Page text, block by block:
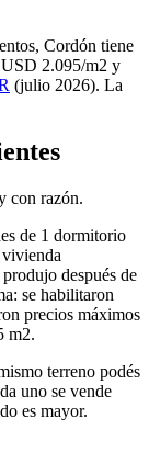
Cordón tiene
2.095/m2 y
(julio 2026). La
con razón.
de 1 dormitorio
vivienda
después de
se habilitaron
precios máximos
m2.
terreno podés
uno se vende
es mayor.